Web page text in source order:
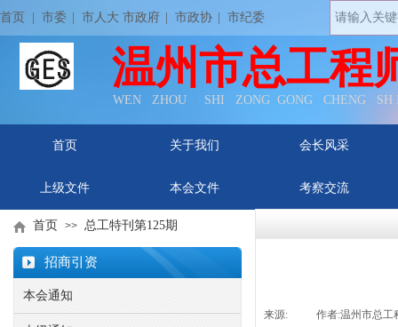
首页 | 市委 市人大 市政府 市政协 市纪委
温州市总工程
WEN ZHOU SHI ZONG GONG CHENG
首页 关于我们 会长风采
上级文件 本会文件 考察交流
招商引资
本会通知
首页 >> 总工特刊第125期
来源: 作者:温州市总工